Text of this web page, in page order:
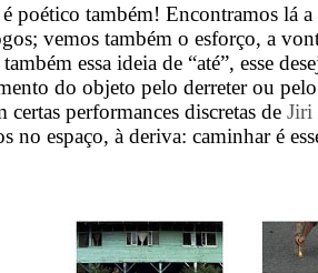
poético também! Encontramos lá
vemos também o esforço, a
essa ideia de “até”, esse
do objeto pelo derreter ou
certas performances discretas de Jiri
no espaço, à deriva: caminhar é